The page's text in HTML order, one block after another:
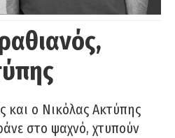
και ο Νικόλας Ακτύπης
στο ψαχνό, χτυπούν